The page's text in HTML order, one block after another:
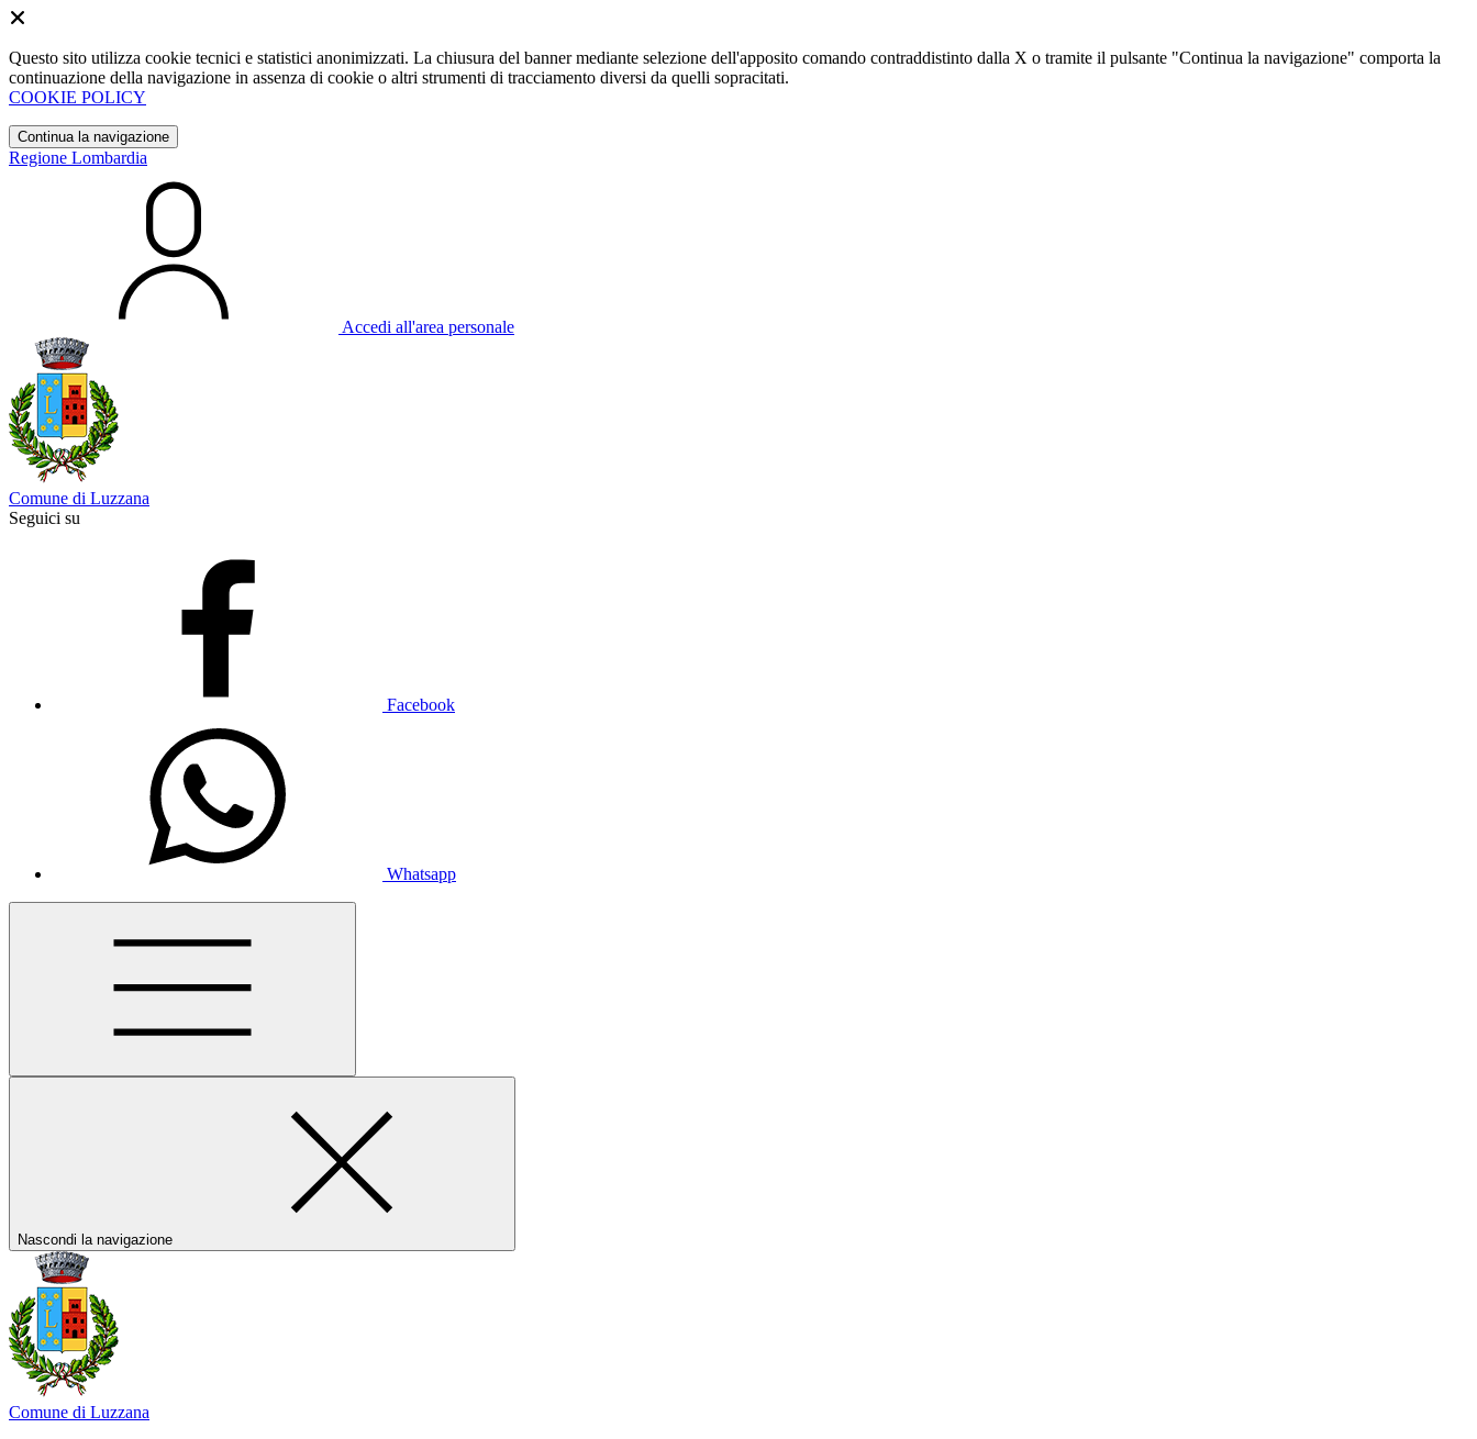
Questo sito utilizza cookie tecnici e statistici anonimizzati. La chiusura del banner mediante selezione dell'apposito comando contraddistinto dalla X o tramite il pulsante "Continua la navigazione" comporta la
continuazione della navigazione in assenza di cookie o altri strumenti di tracciamento diversi da quelli sopracitati.
COOKIE POLICY
Continua la navigazione
Regione Lombardia
Accedi all'area personale
Comune di Luzzana
Seguici su
Facebook
Whatsapp
Nascondi la navigazione
Comune di Luzzana